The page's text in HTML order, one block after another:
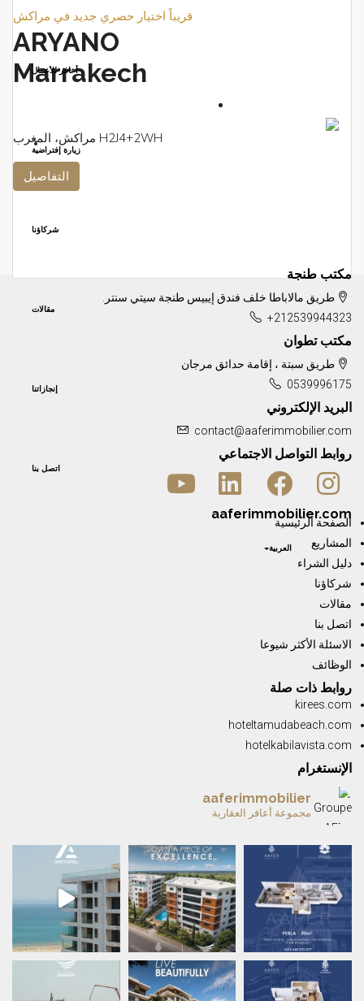
أعافر للأعمال
زيارة إفتراضية
شركاؤنا
مقالات
إنجازاتنا
اتصل بنا
العربية
قريباً اختيار حصري جديد في مراكش
ARYANO
Marrakech
H2J4+2WH مراكش، المغرب
التفاصيل
مكتب طنجة
طريق مالاباطا خلف فندق إيبيس طنجة سيتي سنتر.
+212539944323
مكتب تطوان
طريق سبتة ، إقامة حدائق مرجان
0539996175
البريد الإلكتروني
contact@aaferimmobilier.com
روابط التواصل الاجتماعي
aaferimmobilier.com
الصفحة الرئيسية
المشاريع
دليل الشراء
شركاؤنا
مقالات
اتصل بنا
الاسئلة الأكثر شيوعا
الوظائف
روابط ذات صلة
kirees.com
hoteltamudabeach.com
hotelkabilavista.com
الإنستغرام
aaferimmobilier
مجموعة أعافر العقارية
A remarkable home is
✨ ARCHIPEL — L’été à Tanger prend une nou
A beautiful life begins